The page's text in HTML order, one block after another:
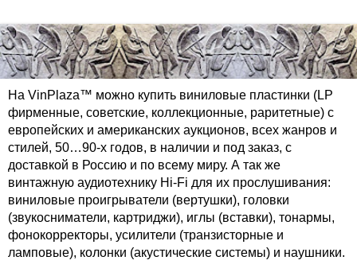
На VinPlaza™ можно купить виниловые пластинки (LP
фирменные, советские, коллекционные, раритетные) с
европейских и американских аукционов, всех жанров и
стилей, 50…90-х годов, в наличии и под заказ, с
доставкой в Россию и по всему миру. А так же
винтажную аудиотехнику Hi-Fi для их прослушивания:
виниловые проигрыватели (вертушки), головки
(звукосниматели, картриджи), иглы (вставки), тонармы,
фонокорректоры, усилители (транзисторные и
ламповые), колонки (акустические системы) и наушники.